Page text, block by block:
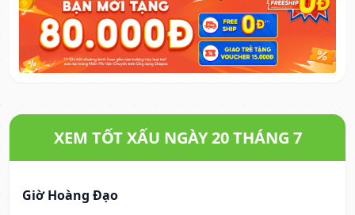
XEM TỐT XẤU NGÀY 20 THÁNG 7
Giờ Hoàng Đạo